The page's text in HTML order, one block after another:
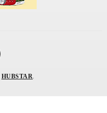
HUBSTAR.